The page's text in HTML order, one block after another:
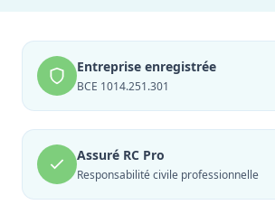
Entreprise enregistrée
BCE 1014.251.301
Assuré RC Pro
Responsabilité civile professionnelle